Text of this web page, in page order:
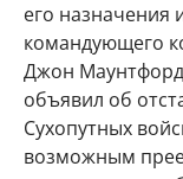
его
командующего
Джон
объявил об
Сухопутных
возможным